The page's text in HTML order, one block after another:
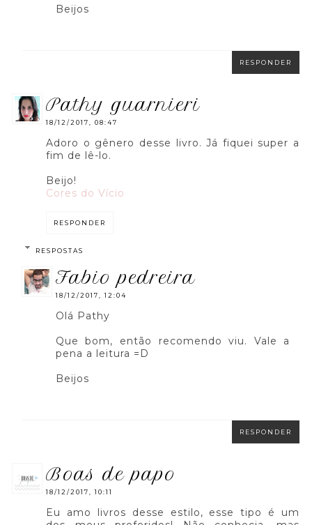
Beijos
RESPONDER
pathy guarnieri
18/12/2017, 08:47
Adoro o gênero desse livro. Já fiquei super a
fim de lê-lo.
Beijo!
Cores do Vício
RESPONDER
RESPOSTAS
fabio pedreira
18/12/2017, 12:04
Olá Pathy
Que bom, então recomendo viu. Vale a
pena a leitura =D
Beijos
RESPONDER
boas de papo
18/12/2017, 10:11
Eu amo livros desse estilo, esse tipo é um